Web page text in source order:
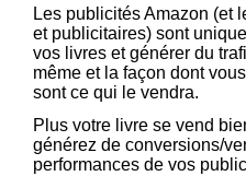
Les publicités Amazon (et
et publicitaires) sont
vos livres et générer du
même et la façon dont
sont ce qui le vendra.
Plus votre livre se vend
générez de conversions/
performances de vos